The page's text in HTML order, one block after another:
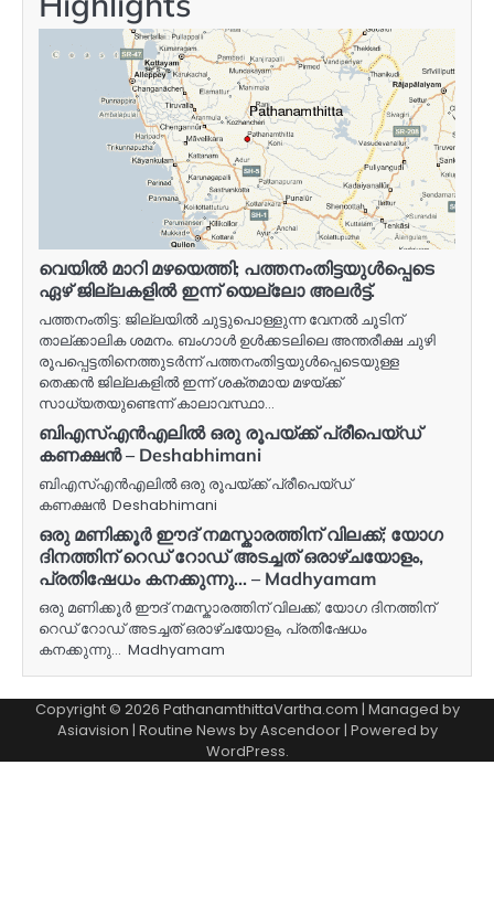
വെയിൽ മാറി മഴയെത്തി; പത്തനംതിട്ടയുൾപ്പെടെ
ഏഴ് ജില്ലകളിൽ ഇന്ന് യെല്ലോ അലർട്ട്.
പത്തനംതിട്ട: ജില്ലയിൽ ചുട്ടുപൊള്ളുന്ന വേനൽ ചൂടിന്
താല്ക്കാലിക ശമനം. ബംഗാൾ ഉൾക്കടലിലെ അന്തരീക്ഷ ചുഴി
രൂപപ്പെട്ടതിനെത്തുടർന്ന് പത്തനംതിട്ടയുൾപ്പെടെയുള്ള
തെക്കൻ ജില്ലകളിൽ ഇന്ന് ശക്തമായ മഴയ്ക്ക്
സാധ്യതയുണ്ടെന്ന് കാലാവസ്ഥാ…
ബിഎസ്എന്‍എലില്‍ ഒരു രൂപയ്‌ക്ക്‌ പ്രീപെയ്ഡ്
കണക്ഷന്‍ – Deshabhimani
ബിഎസ്എന്‍എലില്‍ ഒരു രൂപയ്‌ക്ക്‌ പ്രീപെയ്ഡ്
കണക്ഷന്‍ Deshabhimani
ഒരു മണിക്കൂർ ഈദ് നമസ്കാരത്തിന് വിലക്ക്; യോഗ
ദിനത്തിന് റെഡ് റോഡ് അടച്ചത് ഒരാഴ്ചയോളം,
പ്രതിഷേധം കനക്കുന്നു… – Madhyamam
ഒരു മണിക്കൂർ ഈദ് നമസ്കാരത്തിന് വിലക്ക്; യോഗ ദിനത്തിന്
റെഡ് റോഡ് അടച്ചത് ഒരാഴ്ചയോളം, പ്രതിഷേധം
കനക്കുന്നു… Madhyamam
Copyright © 2026 PathanamthittaVartha.com | Managed by
Asiavision | Routine News byAscendoor| Powered by
WordPress.